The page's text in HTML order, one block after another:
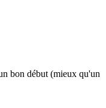
bon début (mieux qu'un